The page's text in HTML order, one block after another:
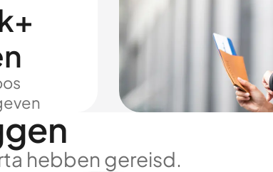
hebben gereisd.